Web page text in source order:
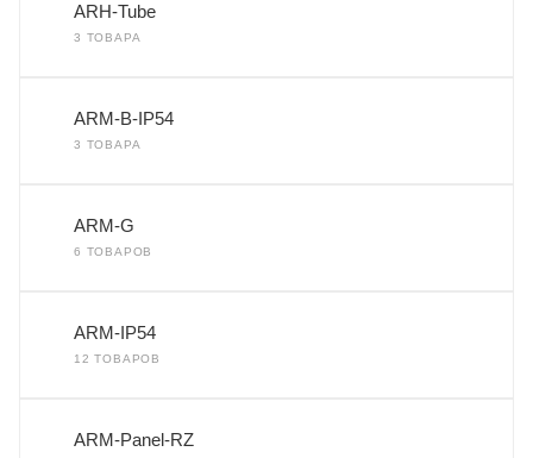
ARH-Tube
3 ТОВАРА
ARM-B-IP54
3 ТОВАРА
ARM-G
6 ТОВАРОВ
ARM-IP54
12 ТОВАРОВ
ARM-Panel-RZ